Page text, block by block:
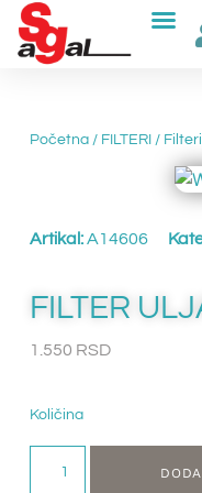
Početna/ FILTERI /
Artikal:A14606
FILTER
1.550 RSD
Količina